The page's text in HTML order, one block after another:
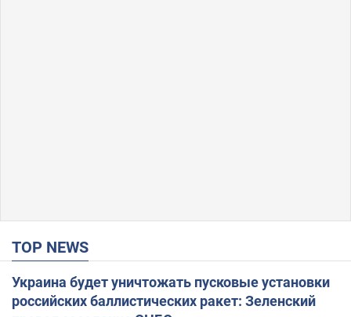
TOP NEWS
Украина будет уничтожать пусковые установки
российских баллистических ракет: Зеленский